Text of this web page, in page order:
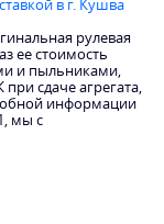
в г. Кушва
рулевая
ее стоимость
и пыльниками,
сдаче агрегата,
информации
мы с